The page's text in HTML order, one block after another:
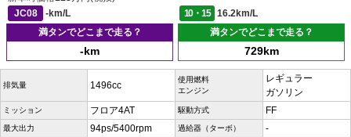
JC08
-km/L 10・15
16.2km/L
満タンでどこまで走る？
-km
満タンでどこまで走る？
729km
排気量 1496cc
使用燃料
エンジン
レギュラー
ガソリン
ミッション フロア4AT 駆動方式 FF
最大出力 94ps/5400rpm 過給器（ターボ） -